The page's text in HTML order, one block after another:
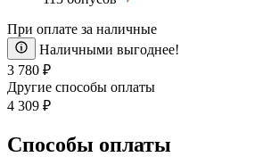
При оплате за наличные
Наличными выгоднее!
3 780 ₽
Другие способы оплаты
4 309 ₽
Способы оплаты